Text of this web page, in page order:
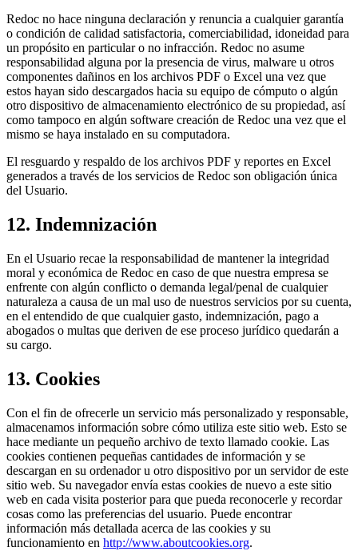
Redoc no hace ninguna declaración y renuncia a cualquier garantía
o condición de calidad satisfactoria, comerciabilidad, idoneidad para
un propósito en particular o no infracción. Redoc no asume
responsabilidad alguna por la presencia de virus, malware u otros
componentes dañinos en los archivos PDF o Excel una vez que
estos hayan sido descargados hacia su equipo de cómputo o algún
otro dispositivo de almacenamiento electrónico de su propiedad, así
como tampoco en algún software creación de Redoc una vez que el
mismo se haya instalado en su computadora.
El resguardo y respaldo de los archivos PDF y reportes en Excel
generados a través de los servicios de Redoc son obligación única
del Usuario.
12. Indemnización
En el Usuario recae la responsabilidad de mantener la integridad
moral y económica de Redoc en caso de que nuestra empresa se
enfrente con algún conflicto o demanda legal/penal de cualquier
naturaleza a causa de un mal uso de nuestros servicios por su cuenta,
en el entendido de que cualquier gasto, indemnización, pago a
abogados o multas que deriven de ese proceso jurídico quedarán a
su cargo.
13. Cookies
Con el fin de ofrecerle un servicio más personalizado y responsable,
almacenamos información sobre cómo utiliza este sitio web. Esto se
hace mediante un pequeño archivo de texto llamado cookie. Las
cookies contienen pequeñas cantidades de información y se
descargan en su ordenador u otro dispositivo por un servidor de este
sitio web. Su navegador envía estas cookies de nuevo a este sitio
web en cada visita posterior para que pueda reconocerle y recordar
cosas como las preferencias del usuario. Puede encontrar
información más detallada acerca de las cookies y su
funcionamiento en http://www.aboutcookies.org.